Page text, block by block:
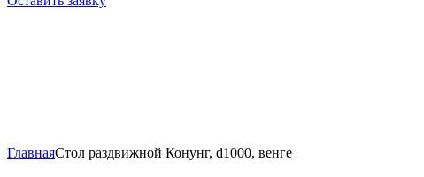
ГлавнаяСтол раздвижной Конунг, d1000, венге